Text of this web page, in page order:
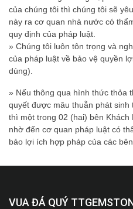
của chúng tôi thì chúng tôi sẽ
này ra cơ quan nhà nước có
quy định của pháp luật.
» Chúng tôi luôn tôn trọng và
của pháp luật về bảo vệ quyền
dùng).
» Nếu thông qua hình thức thỏa
quyết được mâu thuẫn phát sinh
thì một trong 02 (hai) bên Khách
nhờ đến cơ quan pháp luật có
bảo lợi ích hợp pháp của các
VUA ĐÁ QUÝ